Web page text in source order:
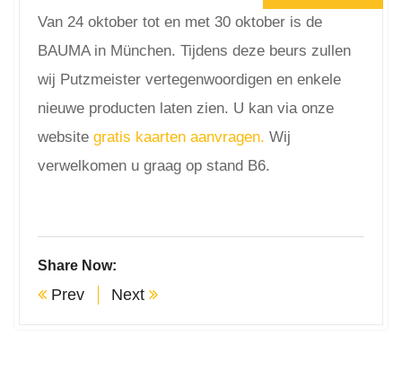
Van 24 oktober tot en met 30 oktober is de
BAUMA in München. Tijdens deze beurs zullen
wij Putzmeister vertegenwoordigen en enkele
nieuwe producten laten zien. U kan via onze
website gratis kaarten aanvragen. Wij
verwelkomen u graag op stand B6.
Share Now:
Prev Next